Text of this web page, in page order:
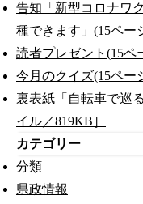
告知「新型コロナワ
種できます」(15ペー
読者プレゼント(15ペ
今月のクイズ(15ペー
裏表紙「自転車で巡
イル／819KB］
カテゴリー
分類
県政情報